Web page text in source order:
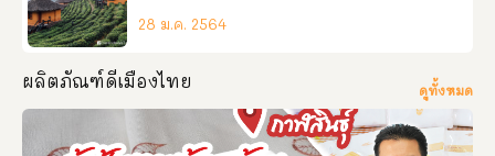
28 ม.ค. 2564
ผลิตภัณฑ์ดีเมืองไทย ดูทั้งหมด